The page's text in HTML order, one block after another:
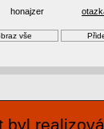
honajzer
byl